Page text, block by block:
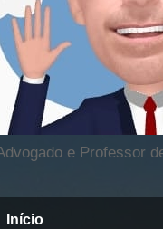
e Professor
Início